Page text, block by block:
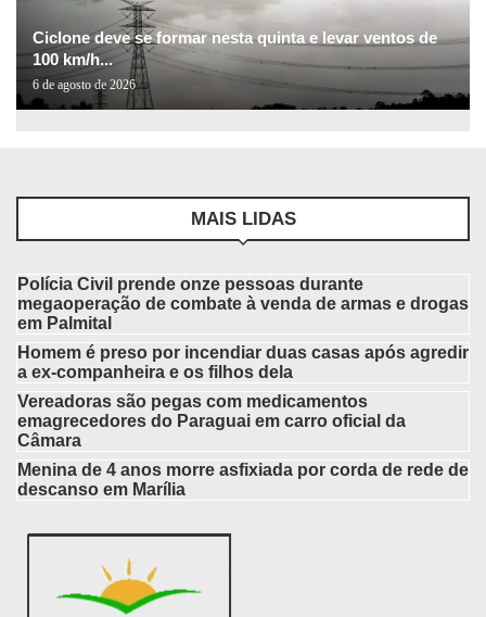
Ciclone deve se formar nesta quinta e levar ventos de
100 km/h...
6 de agosto de 2026
MAIS LIDAS
Polícia Civil prende onze pessoas durante
megaoperação de combate à venda de armas e drogas
em Palmital
Homem é preso por incendiar duas casas após agredir
a ex-companheira e os filhos dela
Vereadoras são pegas com medicamentos
emagrecedores do Paraguai em carro oficial da
Câmara
Menina de 4 anos morre asfixiada por corda de rede de
descanso em Marília